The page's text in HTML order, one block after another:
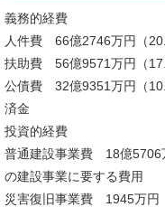
義務的経費
人件費 66億2746万円（
扶助費 56億9571万円（
公債費 32億9351万円（
済金
投資的経費
普通建設事業費 18億5706
の建設事業に要する費用
災害復旧事業費 1945万円